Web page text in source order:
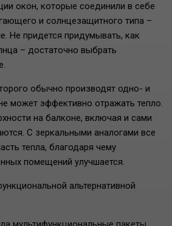
окон, которые соединили в себе
и солнцезащитного типа –
Не придется придумывать, как
– достаточно выбрать
обычно производят одно- и
может эффективно отражать тепло.
на балконе, включая и сами
С зеркальными аналогами все
тепла, благодаря чему
помещений улучшается.
альтернативной